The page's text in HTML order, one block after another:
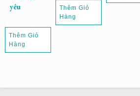
yêu
Thêm Giỏ
Hàng
Thêm Giỏ
Hàng